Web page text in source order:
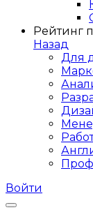
Рейтинг
Назад
Для
Войти